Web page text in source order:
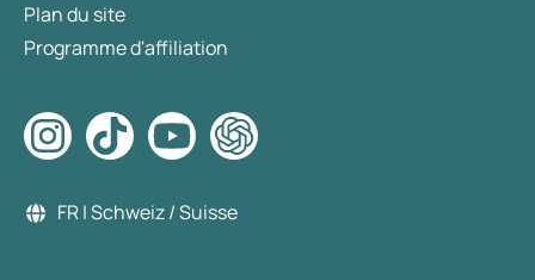
Plan du site
Programme d'affiliation
FR | Schweiz / Suisse